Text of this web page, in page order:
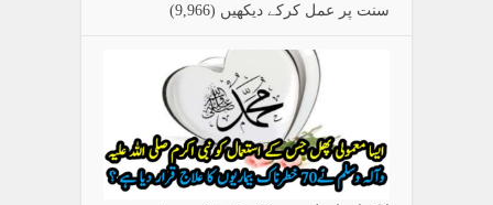
سنت پر عمل کرکے دیکھیں (9,966)